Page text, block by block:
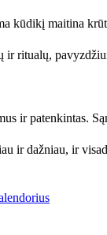
kūdikį maitina
ir patenkintas.
ir dažniau, ir